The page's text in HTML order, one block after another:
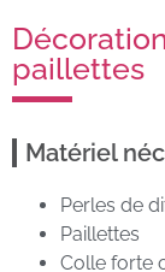
paillettes
Matériel
Perles de
Paillettes
Colle forte